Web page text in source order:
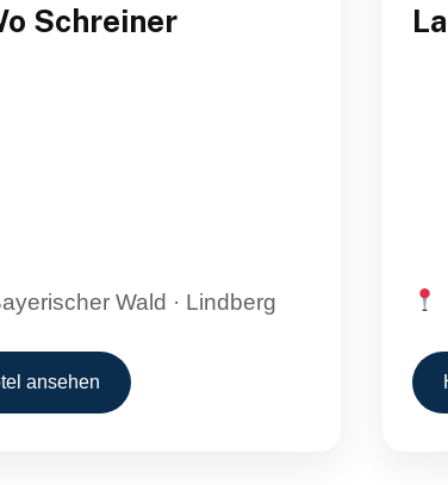
Schreiner
Wald · Lindberg
ansehen